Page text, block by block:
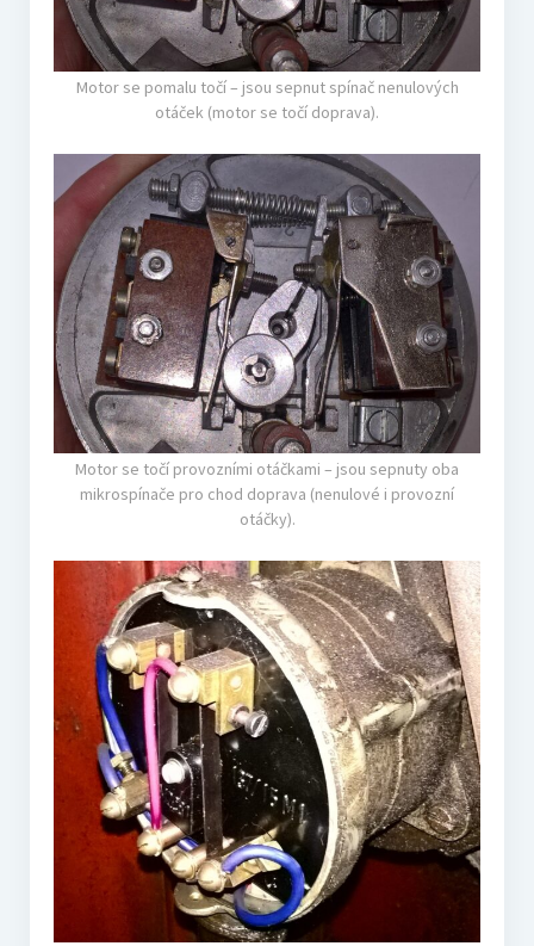
Motor se pomalu točí – jsou sepnut spínač nenulových
otáček (motor se točí doprava).
Motor se točí provozními otáčkami – jsou sepnuty oba
mikrospínače pro chod doprava (nenulové i provozní
otáčky).